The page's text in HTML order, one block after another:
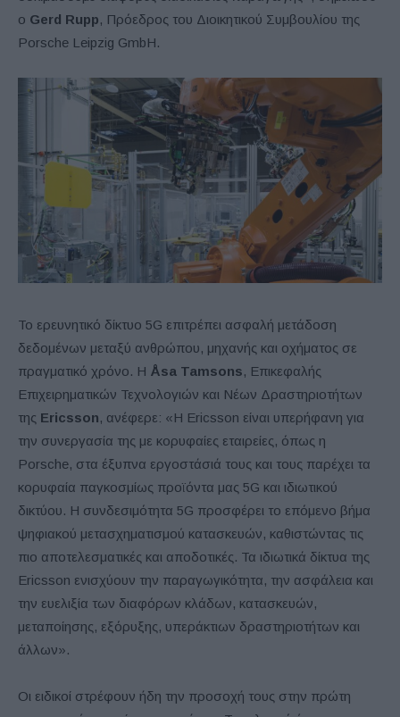
ο Gerd Rupp, Πρόεδρος του Διοικητικού Συμβουλίου της
Porsche Leipzig GmbH.
Το ερευνητικό δίκτυο 5G επιτρέπει ασφαλή μετάδοση
δεδομένων μεταξύ ανθρώπου, μηχανής και οχήματος σε
πραγματικό χρόνο. Η Åsa Tamsons, Επικεφαλής
Επιχειρηματικών Τεχνολογιών και Νέων Δραστηριοτήτων
της Ericsson, ανέφερε: «Η Ericsson είναι υπερήφανη για
την συνεργασία της με κορυφαίες εταιρείες, όπως η
Porsche, στα έξυπνα εργοστάσιά τους και τους παρέχει τα
κορυφαία παγκοσμίως προϊόντα μας 5G και ιδιωτικού
δικτύου. Η συνδεσιμότητα 5G προσφέρει το επόμενο βήμα
ψηφιακού μετασχηματισμού κατασκευών, καθιστώντας τις
πιο αποτελεσματικές και αποδοτικές. Τα ιδιωτικά δίκτυα της
Ericsson ενισχύουν την παραγωγικότητα, την ασφάλεια και
την ευελιξία των διαφόρων κλάδων, κατασκευών,
μεταποίησης, εξόρυξης, υπεράκτιων δραστηριοτήτων και
άλλων».
Οι ειδικοί στρέφουν ήδη την προσοχή τους στην πρώτη